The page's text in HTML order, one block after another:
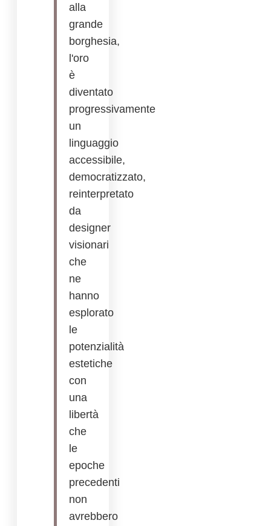
alla
grande
borghesia,
l'oro
è
diventato
progressivamente
un
linguaggio
accessibile,
democratizzato,
reinterpretato
da
designer
visionari
che
ne
hanno
esplorato
le
potenzialità
estetiche
con
una
libertà
che
le
epoche
precedenti
non
avrebbero